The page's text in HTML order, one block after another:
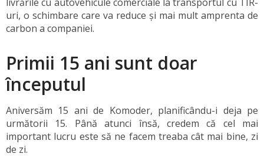
uri, o schimbare care va reduce și mai mult amprenta de
carbon a companiei.
Primii 15 ani sunt doar
începutul
Aniversăm 15 ani de Komoder, planificându-i deja pe
următorii 15. Până atunci însă, credem că cel mai
important lucru este să ne facem treaba cât mai bine, zi
de zi.